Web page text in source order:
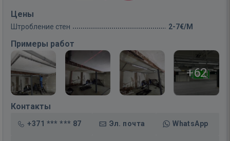
Цены
Штробление стен 2-7€/M
Примеры работ
+62
Контакты
+371 *** *** 87 Эл. почта WhatsApp